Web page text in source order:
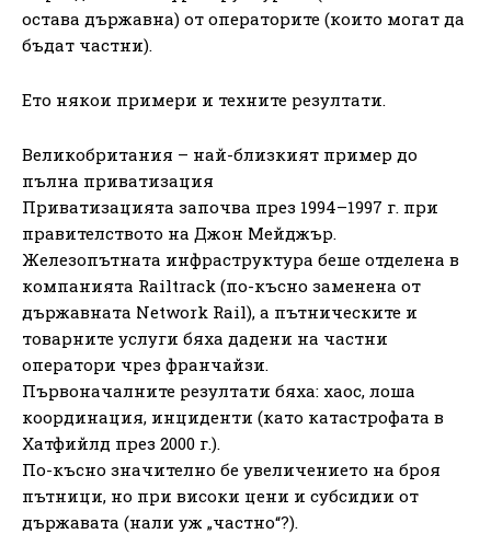
остава държавна) от операторите (които могат да
бъдат частни).
Ето някои примери и техните резултати.
Великобритания – най-близкият пример до
пълна приватизация
Приватизацията започва през 1994–1997 г. при
правителството на Джон Мейджър.
Железопътната инфраструктура беше отделена в
компанията Railtrack (по-късно заменена от
държавната Network Rail), а пътническите и
товарните услуги бяха дадени на частни
оператори чрез франчайзи.
Първоначалните резултати бяха: хаос, лоша
координация, инциденти (като катастрофата в
Хатфийлд през 2000 г.).
По-късно значително бе увеличението на броя
пътници, но при високи цени и субсидии от
държавата (нали уж „частно“?).